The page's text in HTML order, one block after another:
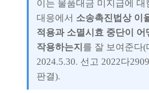
이는 물품대금 미지급에 대
대응에서 소송촉진법상 이
적용과 소멸시효 중단이 어
작용하는지 를 잘 보여준다(
2024.5.30. 선고 2022다
판결).